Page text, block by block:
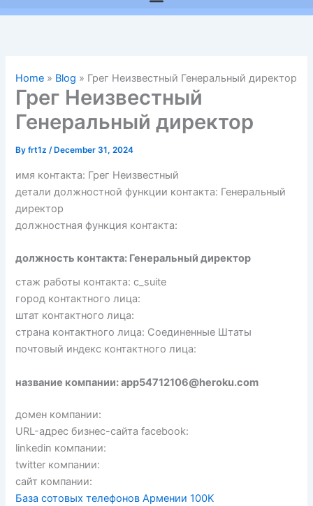
Home » Blog » Грег Неизвестный Генеральный директор
Грег Неизвестный
Генеральный директор
Byfrt1z/ December 31, 2024
имя контакта: Грег Неизвестный
детали должностной функции контакта: Генеральный
директор
должностная функция контакта:
должность контакта: Генеральный директор
стаж работы контакта: c_suite
город контактного лица:
штат контактного лица:
страна контактного лица: Соединенные Штаты
почтовый индекс контактного лица:
название компании: app54712106@heroku.com
домен компании:
URL-адрес бизнес-сайта facebook:
linkedin компании:
twitter компании:
сайт компании:
База сотовых телефонов Армении 100K